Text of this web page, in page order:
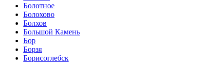
Болотное
Болохово
Болхов
Большой Камень
Бор
Борзя
Борисоглебск